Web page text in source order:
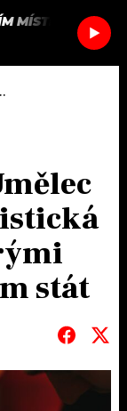
SEZNAM.CZ
MÍSTĚ
stát